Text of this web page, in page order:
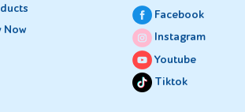
Now
Facebook
Instagram
Youtube
Tiktok